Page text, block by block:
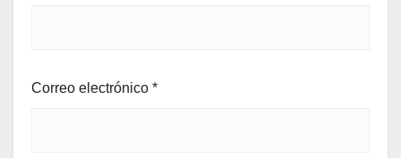
Correo electrónico *